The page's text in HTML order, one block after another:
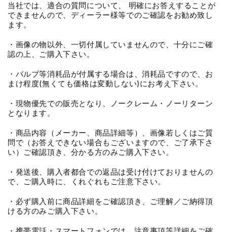
当社では、適合の質問について、 明確にお答えすることが
できませんので、ディーラー様等でのご確認をお勧め致し
ます。
・画像の物以外、一切付属していませんので、十分にご確
認の上、ご購入下さい。
・バルブ等消耗品が付属する場合は、消耗品ですので、お
まけ程度(無くても価格は変動しない)にお考え下さい。
・現物優先での販売となり、ノークレーム・ノーリターン
となります。
・商品内容（メーカー、商品詳細等）、画像若しくはご質
問で（お答えできない場合もございますので、ご了承下さ
い）ご確認頂き、分かる方のみご購入下さい。
・発送後、購入者都合での返品は受け付けておりませんの
で、ご購入時に、くれぐれもご注意下さい。
・必ず購入前に商品詳細をご確認頂き、ご理解／ご納得頂
ける方のみご購入下さい。